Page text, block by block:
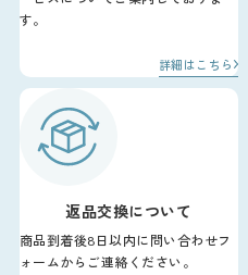
す。
詳細はこちら
返品交換について
商品到着後8日以内に問い合わせフ
ォームからご連絡ください。